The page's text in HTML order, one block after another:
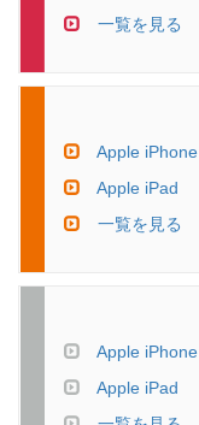
一覧を見る
Apple iPhone
Apple iPad
一覧を見る
Apple iPhone
Apple iPad